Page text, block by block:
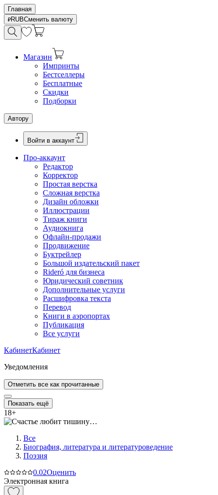
Главная
RUBСменить валюту
Магазин
Импринты
Бестселлеры
Бесплатные
Скидки
Подборки
Автору
Войти в аккаунт
Про-аккаунт
Редактор
Корректор
Простая верстка
Сложная верстка
Дизайн обложки
Иллюстрации
Тираж книги
Аудиокнига
Офлайн-продажи
Продвижение
Буктрейлер
Большой издательский пакет
Rideró для бизнеса
Юридический советник
Дополнительные услуги
Расшифровка текста
Перевод
Книги в аэропортах
Публикация
Все услуги
КабинетКабинет
Уведомления
Отметить все как прочитанные
Показать ещё
18+
Все
Биография, литература и литературоведение
Поэзия
0.02Оценить
Электронная книга